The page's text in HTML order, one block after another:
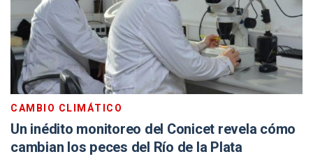
CAMBIO CLIMÁTICO
Un inédito monitoreo del Conicet revela cómo
cambian los peces del Río de la Plata